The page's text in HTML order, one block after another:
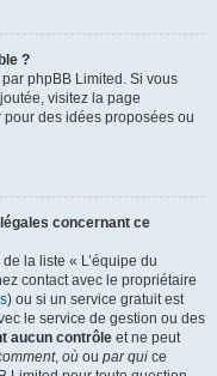
?
phpBB Limited. Si vous
visitez la page
des idées proposées ou
concernant ce
la liste « L’équipe du
contact avec le propriétaire
) ou si un service gratuit est
le service de gestion ou des
aucun contrôle et ne peut
, où ou par qui ce